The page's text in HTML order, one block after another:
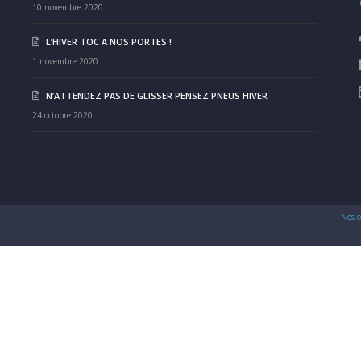
10 novembre 2020
L’HIVER TOC A NOS PORTES !
1 novembre 2020
N’ATTENDEZ PAS DE GLISSER PENSEZ PNEUS HIVER
24 octobre 2020
Nos